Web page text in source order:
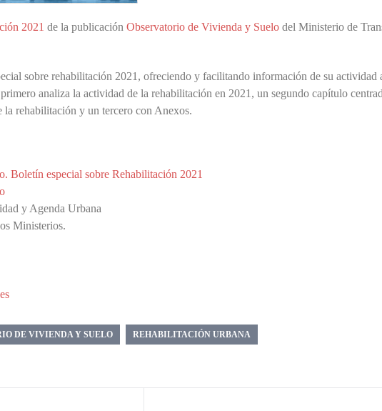
2021 de la publicación Observatorio de Vivienda y Suelo del Ministerio de
sobre rehabilitación 2021, ofreciendo y facilitando información de su actividad
analiza la actividad de la rehabilitación en 2021, un segundo capítulo
rehabilitación y un tercero con Anexos.
Boletín especial sobre Rehabilitación 2021
y Agenda Urbana
Ministerios.
DE VIVIENDA Y SUELO REHABILITACIÓN URBANA